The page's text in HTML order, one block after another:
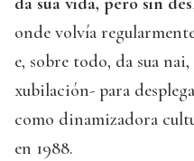
onde volvía
e, sobre todo, da sua
xubilación- para
como dinamizadora
en 1988.